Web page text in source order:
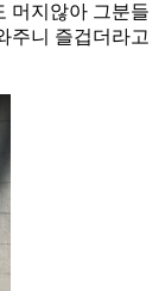
머지않아 그분들
주니 즐겁더라고